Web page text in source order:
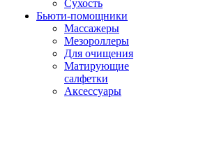
Сухость
Бьюти-помощники
Массажеры
Мезороллеры
Для очищения
Матирующие
салфетки
Аксессуары